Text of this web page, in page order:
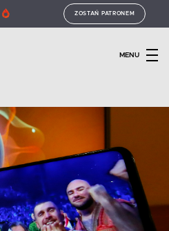
ZOSTAŃ PATRONEM
MENU